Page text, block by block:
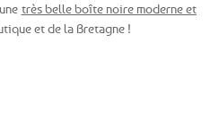
très belle boîte noire moderne et
et de la Bretagne !